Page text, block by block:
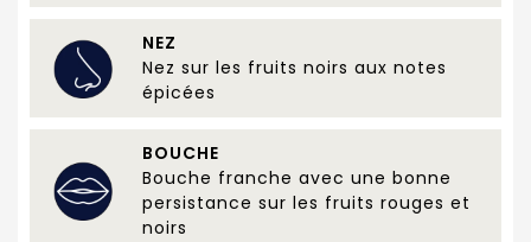
NEZ
Nez sur les fruits noirs aux notes
épicées
BOUCHE
Bouche franche avec une bonne
persistance sur les fruits rouges et
noirs